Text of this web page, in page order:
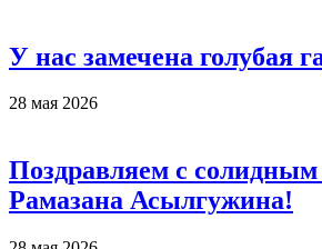
У нас замечена голубая
28 мая 2026
Поздравляем с
Рамазана Асылгужина!